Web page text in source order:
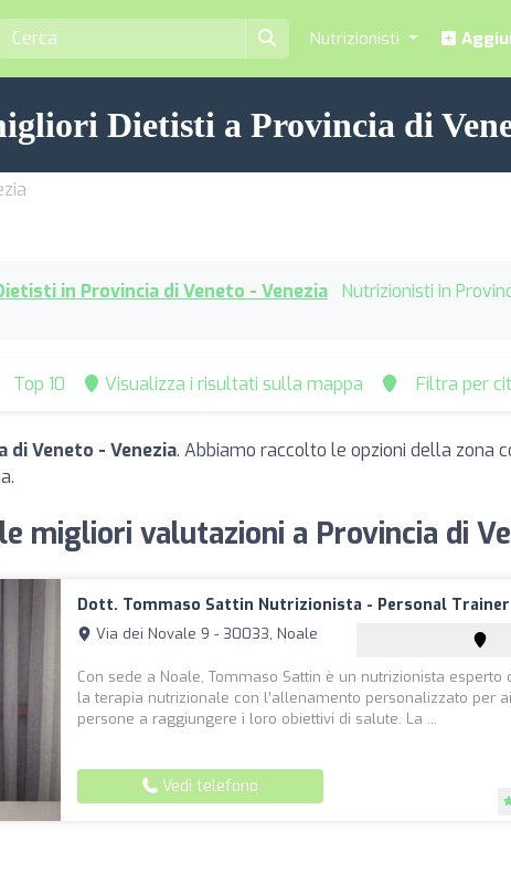
Nutrizionisti
Dietisti a Provincia di
in Provincia di Veneto - Venezia Nutrizionisti in
Top 10 Visualizza i risultati sulla mappa Filtra per
di Veneto - Venezia. Abbiamo raccolto le opzioni della zona
migliori valutazioni a Provincia di
Dott. Tommaso Sattin Nutrizionista - Personal Trainer
Via dei Novale 9 - 30033, Noale
Con sede a Noale, Tommaso Sattin è un nutrizionista esperto
la terapia nutrizionale con l’allenamento personalizzato per
persone a raggiungere i loro obiettivi di salute. La ...
Vedi telefono